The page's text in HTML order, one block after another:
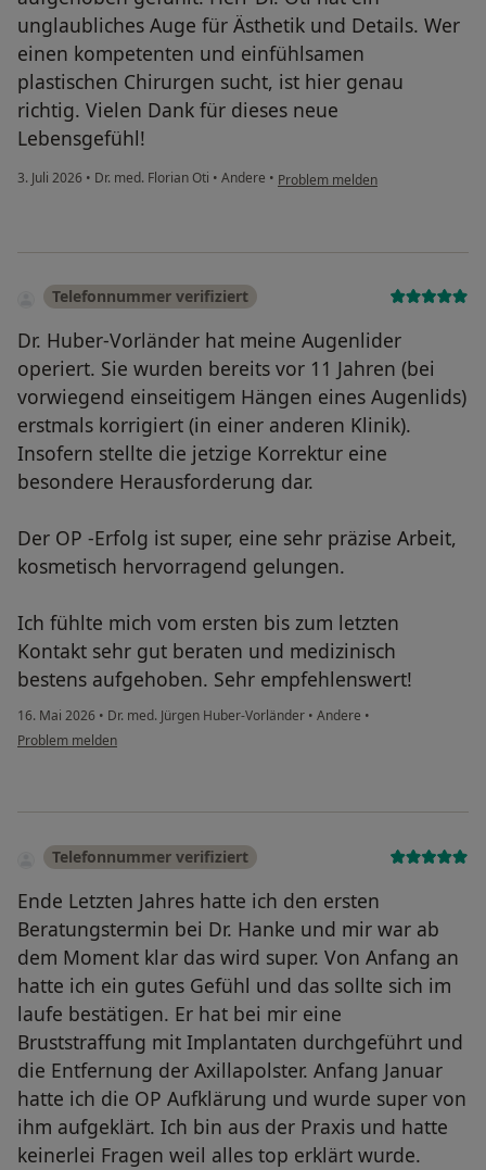
unglaubliches Auge für Ästhetik und Details. Wer
einen kompetenten und einfühlsamen
plastischen Chirurgen sucht, ist hier genau
richtig. Vielen Dank für dieses neue
Lebensgefühl!
3. Juli 2026 • Dr. med. Florian Oti • Andere • Problem melden
Telefonnummer verifiziert
Dr. Huber-Vorländer hat meine Augenlider
operiert. Sie wurden bereits vor 11 Jahren (bei
vorwiegend einseitigem Hängen eines Augenlids)
erstmals korrigiert (in einer anderen Klinik).
Insofern stellte die jetzige Korrektur eine
besondere Herausforderung dar.
Der OP -Erfolg ist super, eine sehr präzise Arbeit,
kosmetisch hervorragend gelungen.
Ich fühlte mich vom ersten bis zum letzten
Kontakt sehr gut beraten und medizinisch
bestens aufgehoben. Sehr empfehlenswert!
16. Mai 2026 • Dr. med. Jürgen Huber-Vorländer • Andere •
Problem melden
Telefonnummer verifiziert
Ende Letzten Jahres hatte ich den ersten
Beratungstermin bei Dr. Hanke und mir war ab
dem Moment klar das wird super. Von Anfang an
hatte ich ein gutes Gefühl und das sollte sich im
laufe bestätigen. Er hat bei mir eine
Bruststraffung mit Implantaten durchgeführt und
die Entfernung der Axillapolster. Anfang Januar
hatte ich die OP Aufklärung und wurde super von
ihm aufgeklärt. Ich bin aus der Praxis und hatte
keinerlei Fragen weil alles top erklärt wurde.